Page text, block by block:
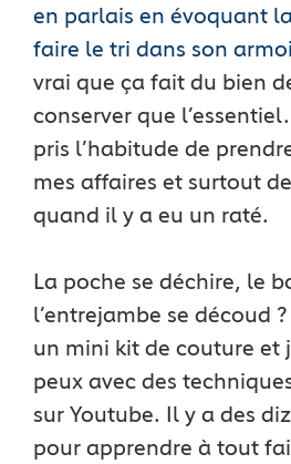
en parlais en évoquant
faire le tri dans son
vrai que ça fait du bien
conserver que
pris l’habitude de
mes affaires et surtout
quand il y a eu un raté.
La poche se déchire, le
l’entrejambe se découd ?
un mini kit de couture et
peux avec des
sur Youtube. Il y a des
pour apprendre à tout